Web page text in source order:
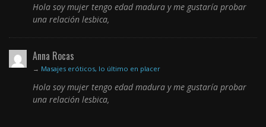
Hola soy mujer tengo edad madura y me gustaría probar
una relación lesbica,
Anna Rocas
→ Masajes eróticos, lo último en placer
Hola soy mujer tengo edad madura y me gustaría probar
una relación lesbica,